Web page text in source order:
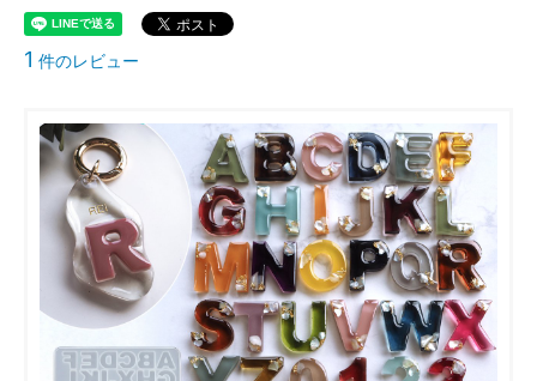
1 件のレビュー